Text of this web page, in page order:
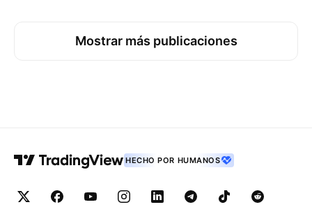
Mostrar más publicaciones
HECHO POR HUMANOS